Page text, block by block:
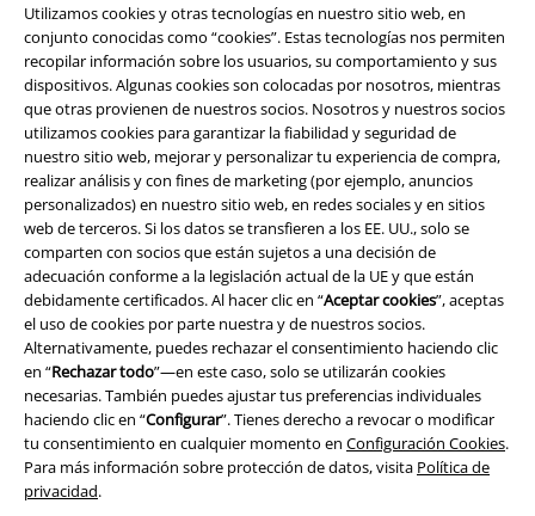
Utilizamos cookies y otras tecnologías en nuestro sitio web, en
conjunto conocidas como “cookies”. Estas tecnologías nos permiten
recopilar información sobre los usuarios, su comportamiento y sus
dispositivos. Algunas cookies son colocadas por nosotros, mientras
que otras provienen de nuestros socios. Nosotros y nuestros socios
utilizamos cookies para garantizar la fiabilidad y seguridad de
nuestro sitio web, mejorar y personalizar tu experiencia de compra,
realizar análisis y con fines de marketing (por ejemplo, anuncios
personalizados) en nuestro sitio web, en redes sociales y en sitios
web de terceros. Si los datos se transfieren a los EE. UU., solo se
comparten con socios que están sujetos a una decisión de
adecuación conforme a la legislación actual de la UE y que están
debidamente certificados. Al hacer clic en “Aceptar cookies”, aceptas
el uso de cookies por parte nuestra y de nuestros socios.
Alternativamente, puedes rechazar el consentimiento haciendo clic
en “Rechazar todo”—en este caso, solo se utilizarán cookies
necesarias. También puedes ajustar tus preferencias individuales
haciendo clic en “Configurar”. Tienes derecho a revocar o modificar
tu consentimiento en cualquier momento en Configuración Cookies.
Para más información sobre protección de datos, visita Política de
privacidad.
Legal
Términos y Condiciones
Aviso Legal
Ley protección de datos
Eliminación de residuos y protección del medioambiente
Declaración de Conformidad